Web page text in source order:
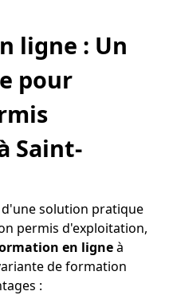
ligne : Un
pour
Saint-
solution pratique
permis d'exploitation,
en ligneà
de formation
: